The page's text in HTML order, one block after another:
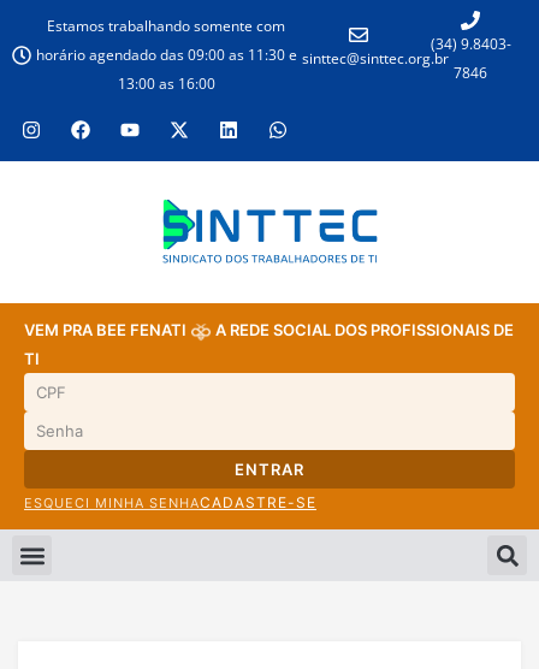
Estamos trabalhando somente com
horário agendado das 09:00 as 11:30 e
13:00 as 16:00
sinttec@sinttec.org.br
(34) 9.8403-
7846
VEM PRA BEE FENATI
A REDE SOCIAL DOS PROFISSIONAIS DE
TI
ENTRAR
ESQUECI MINHA SENHACADASTRE-SE